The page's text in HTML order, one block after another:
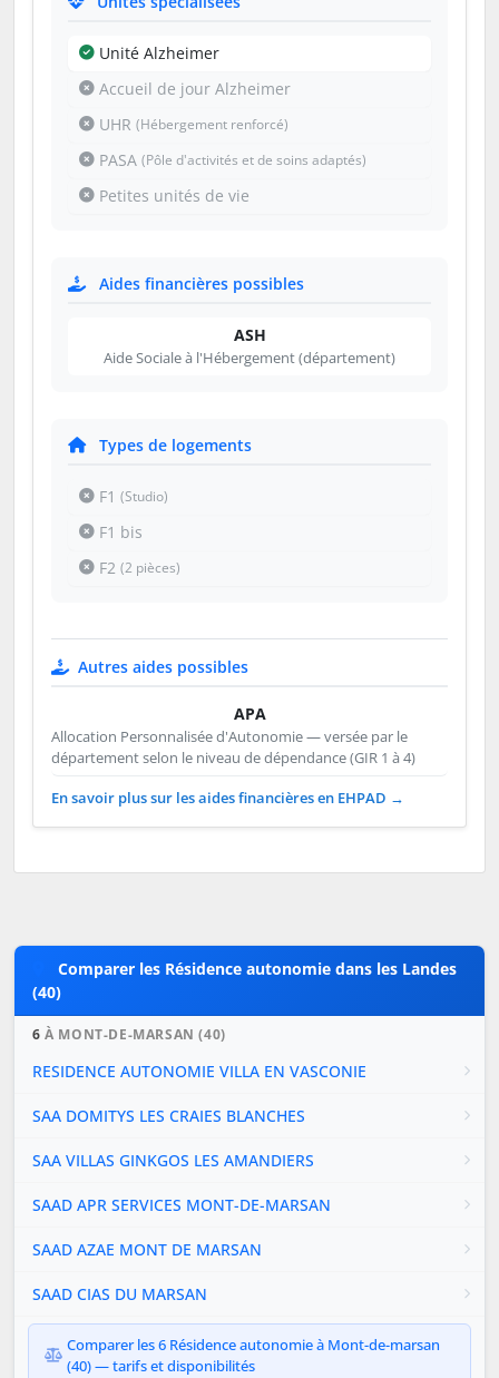
Unité Alzheimer
Accueil de jour Alzheimer
UHR (Hébergement renforcé)
PASA (Pôle d'activités et de soins adaptés)
Petites unités de vie
Aides financières possibles
ASH
Aide Sociale à l'Hébergement (département)
Types de logements
F1 (Studio)
F1 bis
F2 (2 pièces)
Autres aides possibles
APA
Allocation Personnalisée d'Autonomie — versée par le
département selon le niveau de dépendance (GIR 1 à 4)
En savoir plus sur les aides financières en EHPAD →
Comparer les Résidence autonomie dans les Landes
(40)
6 À MONT-DE-MARSAN (40)
RESIDENCE AUTONOMIE VILLA EN VASCONIE
SAA DOMITYS LES CRAIES BLANCHES
SAA VILLAS GINKGOS LES AMANDIERS
SAAD APR SERVICES MONT-DE-MARSAN
SAAD AZAE MONT DE MARSAN
SAAD CIAS DU MARSAN
Comparer les 6 Résidence autonomie à Mont-de-marsan
(40) — tarifs et disponibilités